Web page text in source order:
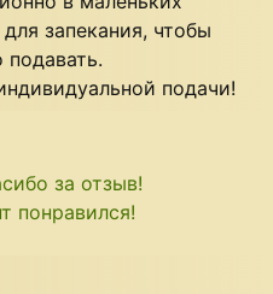
запекания, чтобы
подачи!
за отзыв!
понравился!